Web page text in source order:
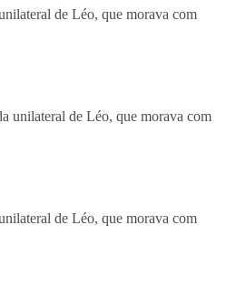
de Léo, que morava com
de Léo, que morava com